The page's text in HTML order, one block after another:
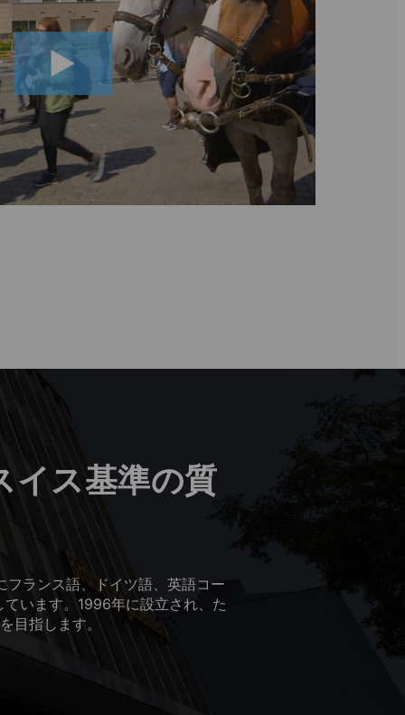
イス基準の質
ランス語、ドイツ語、英語コー
います。1996年に設立され、た
目指します。